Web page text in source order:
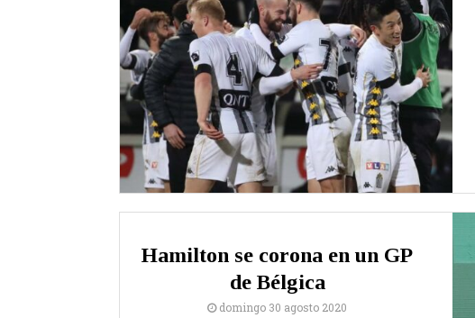
Hamilton se corona en un GP
de Bélgica
domingo 30 agosto 2020